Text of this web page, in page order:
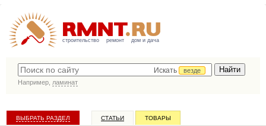
строительство ремонт дом и дача
Искать
везде
Например, ламинат
ВЫБРАТЬ РАЗДЕЛ СТАТЬИ ТОВАРЫ